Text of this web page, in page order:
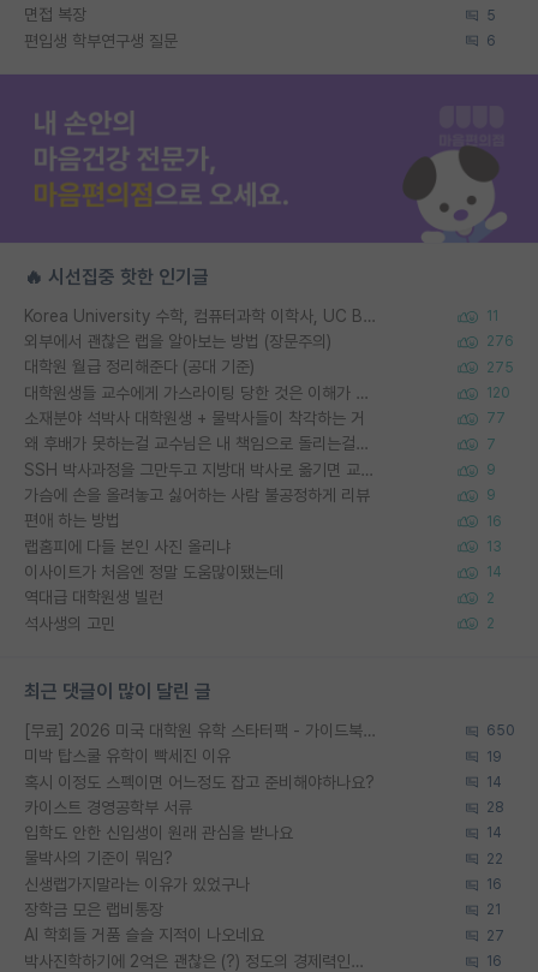
면접 복장 5
편입생 학부연구생 질문 6
🔥 시선집중 핫한 인기글
Korea University 수학, 컴퓨터과학 이학사, UC Berkeley 산업공학 대학원 공학박사가 되는 것은 쉽지 않겠죠? 11
외부에서 괜찮은 랩을 알아보는 방법 (장문주의) 276
대학원 월급 정리해준다 (공대 기준) 275
대학원생들 교수에게 가스라이팅 당한 것은 이해가 갑니다. 안타깝네요. 120
소재분야 석박사 대학원생 + 물박사들이 착각하는 거 77
왜 후배가 못하는걸 교수님은 내 책임으로 돌리는걸까요? 7
SSH 박사과정을 그만두고 지방대 박사로 옮기면 교수의 꿈은 끝일까요? 9
가슴에 손을 올려놓고 싫어하는 사람 불공정하게 리뷰 9
편애 하는 방법 16
랩홈피에 다들 본인 사진 올리냐 13
이사이트가 처음엔 정말 도움많이됐는데 14
역대급 대학원생 빌런 2
석사생의 고민 2
최근 댓글이 많이 달린 글
[무료] 2026 미국 대학원 유학 스타터팩 - 가이드북 & 합격자 컨택메일 템플릿 650
미박 탑스쿨 유학이 빡세진 이유 19
혹시 이정도 스펙이면 어느정도 잡고 준비해야하나요? 14
카이스트 경영공학부 서류 28
입학도 안한 신입생이 원래 관심을 받나요 14
물박사의 기준이 뭐임? 22
신생랩가지말라는 이유가 있었구나 16
장학금 모은 랩비통장 21
AI 학회들 거품 슬슬 지적이 나오네요 27
박사진학하기에 2억은 괜찮은 (?) 정도의 경제력인가요 16